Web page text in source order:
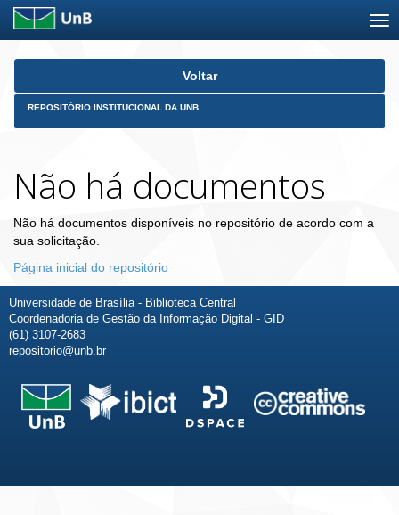
Skip
Voltar
REPOSITÓRIO INSTITUCIONAL DA UNB
Não há documentos
Não há documentos disponíveis no repositório de acordo com a
sua solicitação.
Página inicial do repositório
Universidade de Brasília - Biblioteca Central
Coordenadoria de Gestão da Informação Digital - GID
(61) 3107-2683
repositorio@unb.br